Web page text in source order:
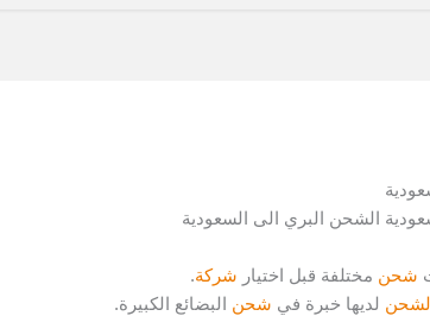
الشحن البري الى السعودية
شحن مختلفة قبل اختيار شركة.
لديها خبرة في شحن البضائع الكبيرة.